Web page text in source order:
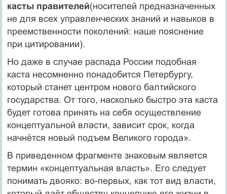
касты правителей(носителей предназначенных
не для всех управленческих знаний и навыков в
преемственности поколений: наше пояснение
при цитировании).
Но даже в случае распада России подобная
каста несомненно понадобится Петербургу,
который станет центром нового балтийского
государства. От того, насколько быстро эта каста
будет готова принять на себя осуществление
концептуальной власти, зависит срок, когда
начнётся новый подъем Великого города».
В приведенном фрагменте знаковым является
термин «концеп­ту­альная власть». Его следует
понимать двояко: во-первых, как тот вид власти,